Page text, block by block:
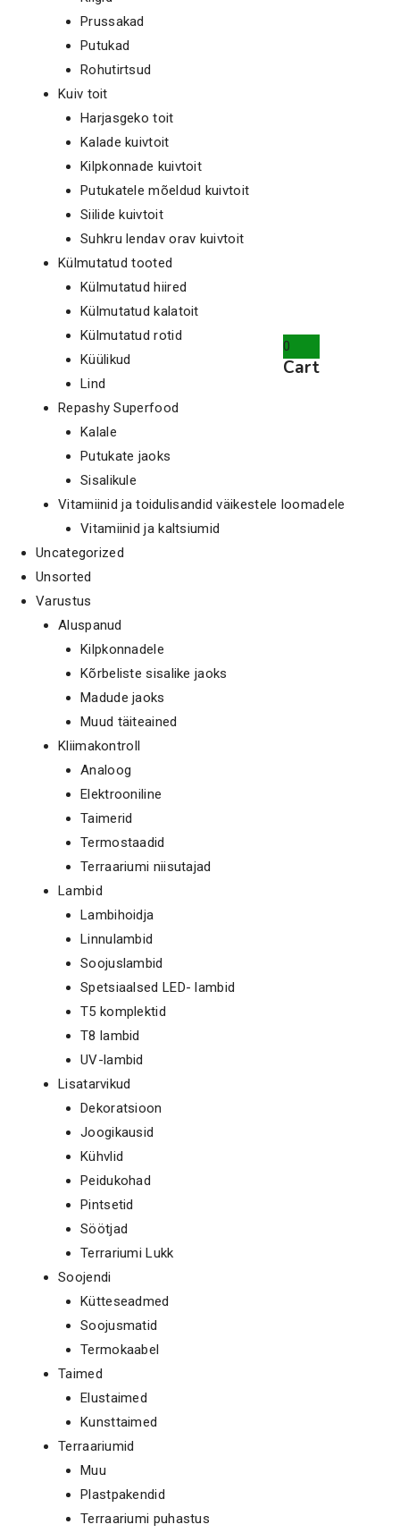
0
Cart
Prussakad
Putukad
Rohutirtsud
Kuiv toit
Harjasgeko toit
Kalade kuivtoit
Kilpkonnade kuivtoit
Putukatele mõeldud kuivtoit
Siilide kuivtoit
Suhkru lendav orav kuivtoit
Külmutatud tooted
Külmutatud hiired
Külmutatud kalatoit
Külmutatud rotid
Küülikud
Lind
Repashy Superfood
Kalale
Putukate jaoks
Sisalikule
Vitamiinid ja toidulisandid väikestele loomadele
Vitamiinid ja kaltsiumid
Uncategorized
Unsorted
Varustus
Aluspanud
Kilpkonnadele
Kõrbeliste sisalike jaoks
Madude jaoks
Muud täiteained
Kliimakontroll
Analoog
Elektrooniline
Taimerid
Termostaadid
Terraariumi niisutajad
Lambid
Lambihoidja
Linnulambid
Soojuslambid
Spetsiaalsed LED- lambid
T5 komplektid
T8 lambid
UV-lambid
Lisatarvikud
Dekoratsioon
Joogikausid
Kühvlid
Peidukohad
Pintsetid
Söötjad
Terrariumi Lukk
Soojendi
Kütteseadmed
Soojusmatid
Termokaabel
Taimed
Elustaimed
Kunsttaimed
Terraariumid
Muu
Plastpakendid
Terraariumi puhastus